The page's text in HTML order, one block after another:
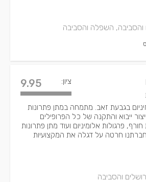
והסביבה, השפלה והסביבה
ציון: 9.95
בגבעת זאב. מתמחה במתן פתרונות
ייבוא והתקנה של כל הפרופילים
פרגולות אלומיניום ועוד מתן פתרונות
חברתנו חרטה על דגלה את המקצועיות
והסביבה